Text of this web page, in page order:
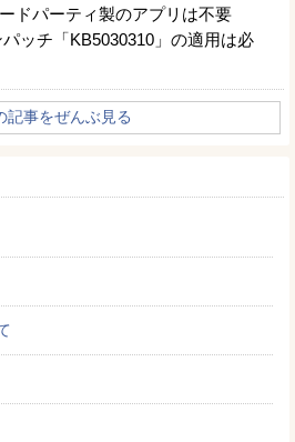
ドパーティ製のアプリは不要
ッチ「KB5030310」の適用は必
記事をぜんぶ見る